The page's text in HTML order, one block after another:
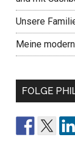
Unsere
Meine
FOLGE